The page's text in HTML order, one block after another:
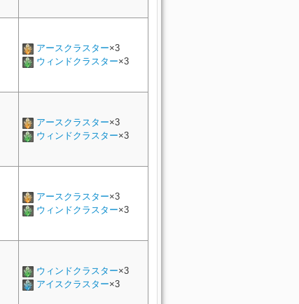
アースクラスター×3
ウィンドクラスター×3
アースクラスター×3
ウィンドクラスター×3
アースクラスター×3
ウィンドクラスター×3
ウィンドクラスター×3
アイスクラスター×3